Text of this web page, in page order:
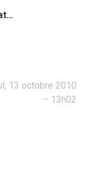
13 octobre 2010
– 13h02